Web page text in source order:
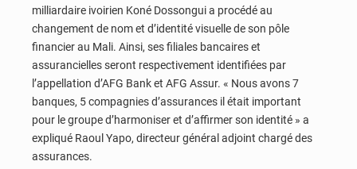
milliardaire ivoirien Koné Dossongui a procédé au
changement de nom et d’identité visuelle de son pôle
financier au Mali. Ainsi, ses filiales bancaires et
assurancielles seront respectivement identifiées par
l’appellation d’AFG Bank et AFG Assur. « Nous avons 7
banques, 5 compagnies d’assurances il était important
pour le groupe d’harmoniser et d’affirmer son identité » a
expliqué Raoul Yapo, directeur général adjoint chargé des
assurances.